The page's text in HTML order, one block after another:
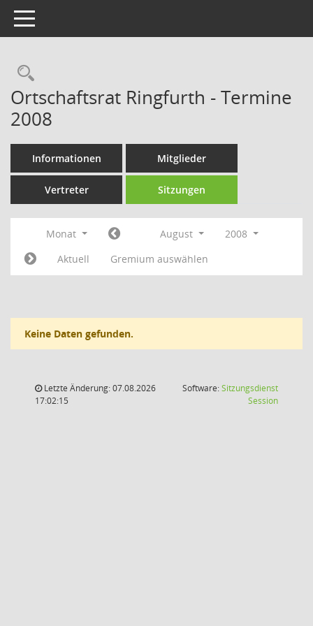
Toggle navigation
Rechercheauswahl
Ortschaftsrat Ringfurth - Termine
2008
Informationen Mitglieder
Vertreter Sitzungen
Monat August
2008
Aktuell
Gremium auswählen
Keine Daten gefunden.
Letzte Änderung: 07.08.2026
17:02:15
Software:Sitzungsdienst
Session(Wird in